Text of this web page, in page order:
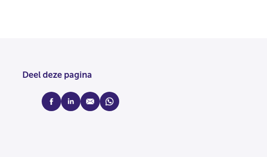
Deel deze pagina
facebooklinkedinmail whatsapp